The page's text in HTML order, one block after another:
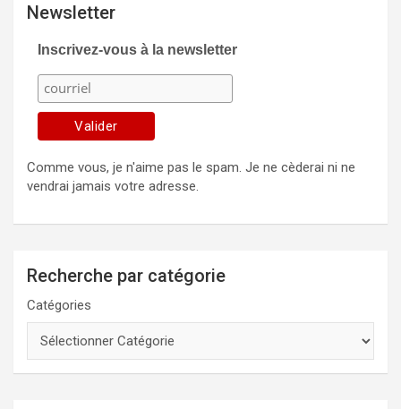
Newsletter
Inscrivez-vous à la newsletter
Comme vous, je n'aime pas le spam. Je ne cèderai ni ne
vendrai jamais votre adresse.
Recherche par catégorie
Catégories